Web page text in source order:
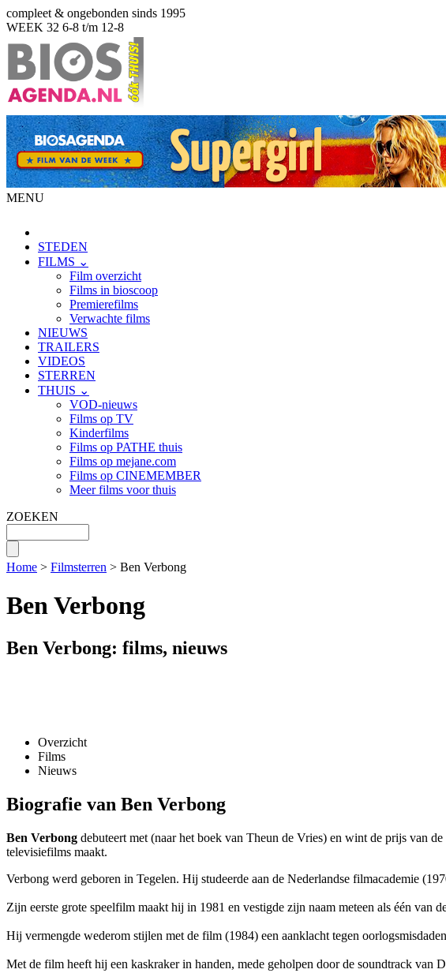
compleet & ongebonden sinds 1995
WEEK 32 6-8 t/m 12-8
MENU
STEDEN
FILMS ⌄
Film overzicht
Films in bioscoop
Premierefilms
Verwachte films
NIEUWS
TRAILERS
VIDEOS
STERREN
THUIS ⌄
VOD-nieuws
Films op TV
Kinderfilms
Films op PATHE thuis
Films op mejane.com
Films op CINEMEMBER
Meer films voor thuis
ZOEKEN
Home > Filmsterren > Ben Verbong
Ben Verbong
Ben Verbong: films, nieuws
Overzicht
Films
Nieuws
Biografie van Ben Verbong
Ben Verbong debuteert met (naar het boek van Theun de Vries) en wint de prijs van
televisiefilms maakt.
Verbong werd geboren in Tegelen. Hij studeerde aan de Nederlandse filmacademie
Zijn eerste grote speelfilm maakt hij in 1981 en vestigde zijn naam meteen als één
Hij vermengde wederom stijlen met de film (1984) een aanklacht tegen
Met de film heeft hij een kaskraker in handen, mede geholpen door de soundtrack